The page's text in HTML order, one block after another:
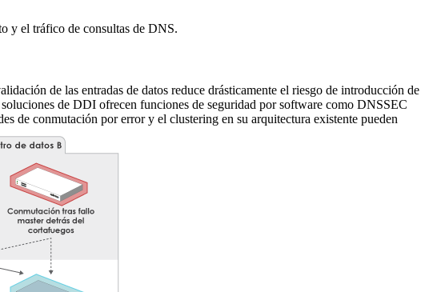
y el tráfico de consultas de DNS.
de las entradas de datos reduce drásticamente el riesgo de introducción de
de DDI ofrecen funciones de seguridad por software como DNSSEC
de conmutación por error y el clustering en su arquitectura existente pueden